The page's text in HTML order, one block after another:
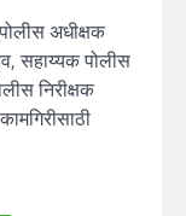
अधीक्षक
सहाय्यक पोलीस
निरीक्षक